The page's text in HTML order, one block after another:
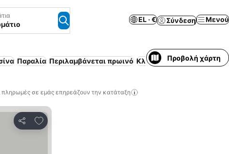
EL · € Σύνδεση Μενού
Παραλία Περιλαμβάνεται πρωινό Κλιματισμός All inclusive
Προβολή χάρτη
πληρωμές σε εμάς επηρεάζουν την κατάταξη
Κοινοποίηση
Προσθήκη στα αγαπημένα